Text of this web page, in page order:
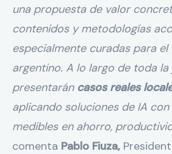
una propuesta de valor
contenidos y metodologías
especialmente curadas para
argentino. A lo largo de toda la
presentaráncasos reales
aplicando soluciones de IA
medibles en ahorro,
comenta Pablo Fiuza,